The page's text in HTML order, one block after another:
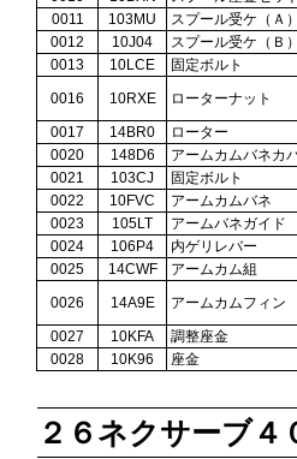
0011
103MU スプール受ケ（Ａ）
0012
10J04 スプール受ケ（Ｂ）
0013
10LCE 固定ボルト
0016
10RXE ローターナット
0017
14BR0 ローター
0020
148D6 アームカムバネカ
0021
103CJ 固定ボルト
0022
10FVC アームカムバネ
0023
105LT アームバネガイド
0024
106P4 内ゲリレバー
0025
14CWF アームカム組
0026
14A9E アームカムフィン
0027
10KFA 調整座金
0028
10K96 座金
２６ネクサーブ４